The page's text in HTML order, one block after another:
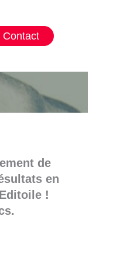
Contact
de
en
!